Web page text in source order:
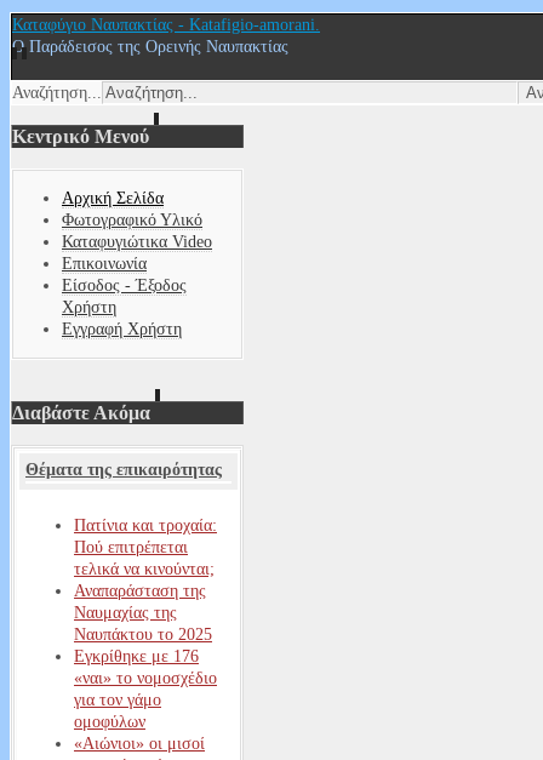
Καταφύγιο Ναυπακτίας - Katafigio-amorani.
Ο Παράδεισος της Ορεινής Ναυπακτίας
Αναζήτηση...
Κεντρικό Μενού
Αρχική Σελίδα
Φωτογραφικό Υλικό
Καταφυγιώτικα Video
Επικοινωνία
Είσοδος - Έξοδος
Χρήστη
Εγγραφή Χρήστη
Διαβάστε Ακόμα
Θέματα της επικαιρότητας
Πατίνια και τροχαία:
Πού επιτρέπεται
τελικά να κινούνται;
Αναπαράσταση της
Ναυμαχίας της
Ναυπάκτου το 2025
Εγκρίθηκε με 176
«ναι» το νομοσχέδιο
για τον γάμο
ομοφύλων
«Αιώνιοι» οι μισοί